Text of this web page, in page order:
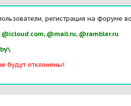
регистрация на форуме
@mail.ru, @rambler.ru
будут отклонены!